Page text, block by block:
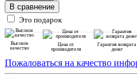
В сравнение
Это подарок
Высокое
качество
Цена от
производителя
Гарантия возврата
денег
Пожаловаться на качество